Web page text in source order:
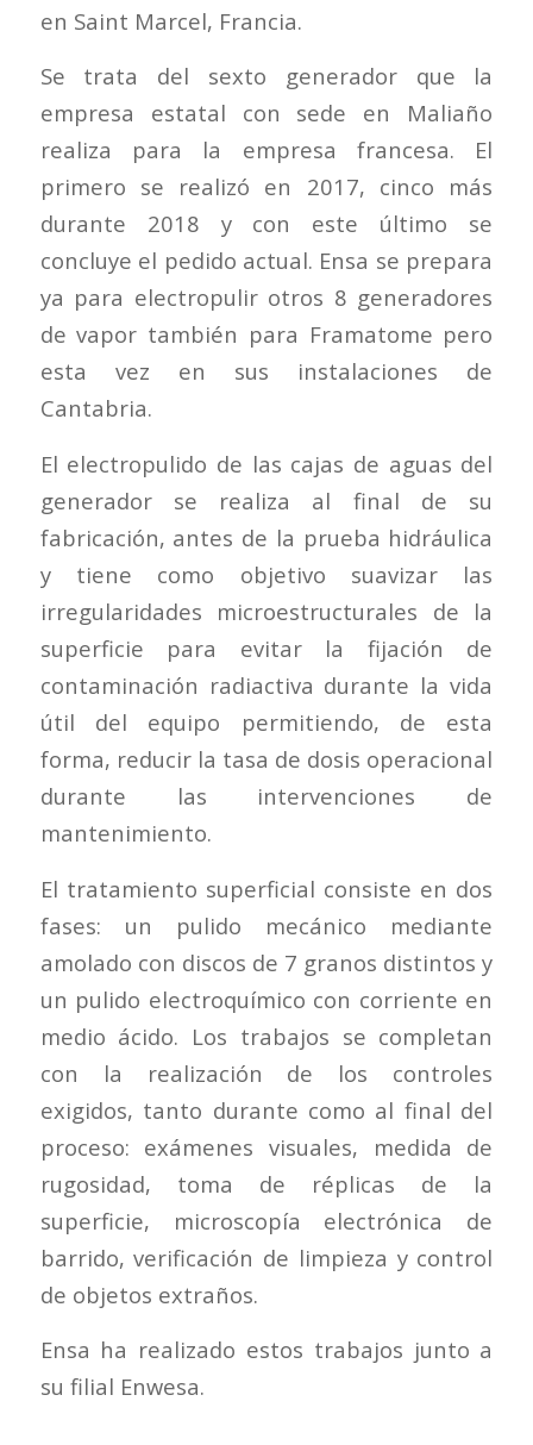
en Saint Marcel, Francia.
Se trata del sexto generador que la
empresa estatal con sede en Maliaño
realiza para la empresa francesa. El
primero se realizó en 2017, cinco más
durante 2018 y con este último se
concluye el pedido actual. Ensa se prepara
ya para electropulir otros 8 generadores
de vapor también para Framatome pero
esta vez en sus instalaciones de
Cantabria.
El electropulido de las cajas de aguas del
generador se realiza al final de su
fabricación, antes de la prueba hidráulica
y tiene como objetivo suavizar las
irregularidades microestructurales de la
superficie para evitar la fijación de
contaminación radiactiva durante la vida
útil del equipo permitiendo, de esta
forma, reducir la tasa de dosis operacional
durante las intervenciones de
mantenimiento.
El tratamiento superficial consiste en dos
fases: un pulido mecánico mediante
amolado con discos de 7 granos distintos y
un pulido electroquímico con corriente en
medio ácido. Los trabajos se completan
con la realización de los controles
exigidos, tanto durante como al final del
proceso: exámenes visuales, medida de
rugosidad, toma de réplicas de la
superficie, microscopía electrónica de
barrido, verificación de limpieza y control
de objetos extraños.
Ensa ha realizado estos trabajos junto a
su filial Enwesa.